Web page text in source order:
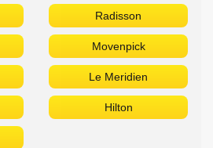
Radisson
Movenpick
Le Meridien
Hilton